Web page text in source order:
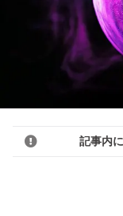
記事内